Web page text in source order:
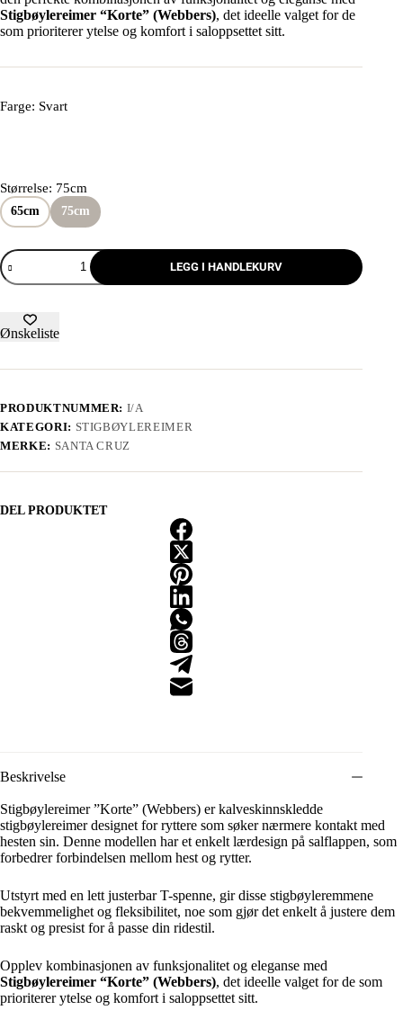
Stigbøylereimer “Korte” (Webbers), det ideelle valget for de
som prioriterer ytelse og komfort i saloppsettet sitt.
Farge: Svart
Størrelse: 75cm
65cm 75cm
LEGG I HANDLEKURV
Ønskeliste
PRODUKTNUMMER: I/A
KATEGORI: STIGBØYLEREIMER
MERKE: SANTA CRUZ
DEL PRODUKTET
Beskrivelse
Stigbøylereimer ”Korte” (Webbers) er kalveskinnskledde
stigbøylereimer designet for ryttere som søker nærmere kontakt med
hesten sin. Denne modellen har et enkelt lærdesign på salflappen, som
forbedrer forbindelsen mellom hest og rytter.
Utstyrt med en lett justerbar T-spenne, gir disse stigbøyleremmene
bekvemmelighet og fleksibilitet, noe som gjør det enkelt å justere dem
raskt og presist for å passe din ridestil.
Opplev kombinasjonen av funksjonalitet og eleganse med
Stigbøylereimer “Korte” (Webbers), det ideelle valget for de som
prioriterer ytelse og komfort i saloppsettet sitt.